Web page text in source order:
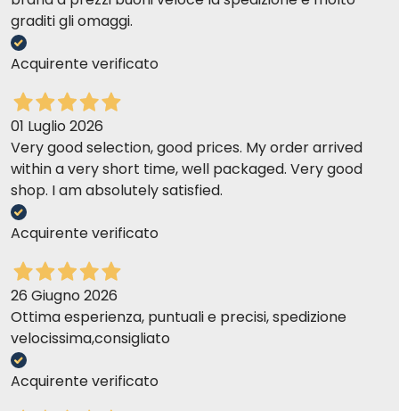
graditi gli omaggi.
Acquirente verificato
01 Luglio 2026
Very good selection, good prices. My order arrived
within a very short time, well packaged. Very good
shop. I am absolutely satisfied.
Acquirente verificato
26 Giugno 2026
Ottima esperienza, puntuali e precisi, spedizione
velocissima,consigliato
Acquirente verificato